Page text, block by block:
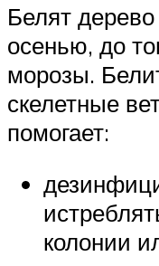
Белят
осенью, до
морозы.
скелетные
помогает:
колонии